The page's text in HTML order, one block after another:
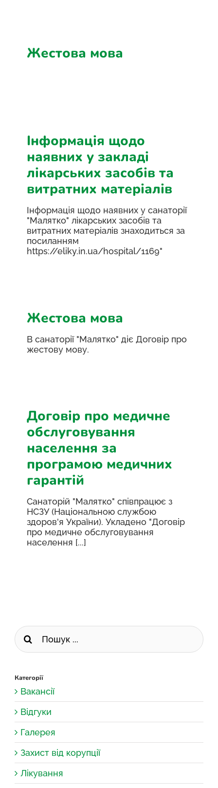
Жестова мова
Інформація щодо
наявних у закладі
лікарських засобів та
витратних матеріалів
Інформація щодо наявних у санаторії
"Малятко" лікарських засобів та
витратних матеріалів знаходиться за
посиланням
https://eliky.in.ua/hospital/1169"
Жестова мова
В санаторії "Малятко" діє Договір про
жестову мову.
Договір про медичне
обслуговування
населення за
програмою медичних
гарантій
Санаторій "Малятко" співпрацює з
НСЗУ (Національною службою
здоров'я України). Укладено "Договір
про медичне обслуговування
населення [...]
Пошук
...
Категорії
Вакансії
Відгуки
Галерея
Захист від корупції
Лікування